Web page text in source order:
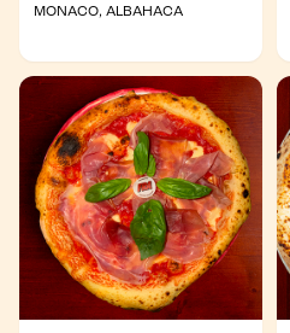
MONACO, ALBAHACA